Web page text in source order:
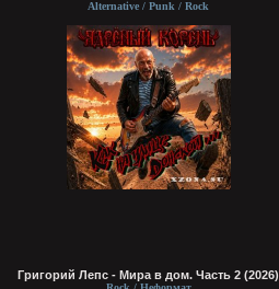
Alternative / Punk / Rock
Григорий Лепс - Мира в дом. Часть 2 (2026)